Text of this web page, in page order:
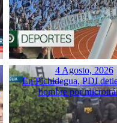
4 Agosto, 2026
En Pichidegua, PDI
hombre por